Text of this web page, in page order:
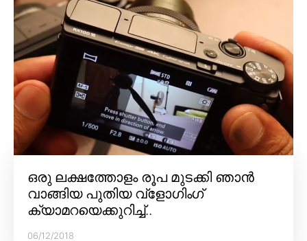
ഒരു ലക്ഷത്തോളം രൂപ മുടക്കി ഞാൻ
വാങ്ങിയ പുതിയ വ്‌ളോഗിംഗ്
ക്യാമറയെക്കുറിച്ച്..
06/12/2018